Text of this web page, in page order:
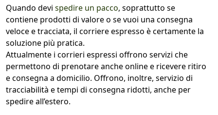
Quando devi spedire un pacco, soprattutto se
contiene prodotti di valore o se vuoi una consegna
veloce e tracciata, il corriere espresso è certamente la
soluzione più pratica.
Attualmente i corrieri espressi offrono servizi che
permettono di prenotare anche online e ricevere ritiro
e consegna a domicilio. Offrono, inoltre, servizio di
tracciabilità e tempi di consegna ridotti, anche per
spedire all’estero.